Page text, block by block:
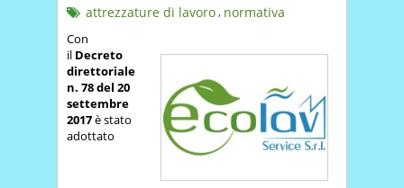
attrezzature di lavoro, normativa
Con
il Decreto
direttoriale
n. 78 del 20
settembre
2017è stato
adottato